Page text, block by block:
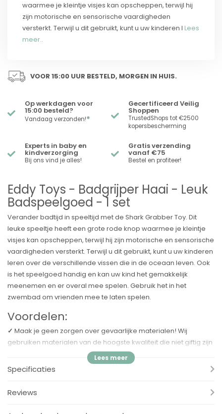
waarmee je kleintje visjes kan opscheppen, terwijl hij
zijn motorische en sensorische vaardigheden
versterkt. Terwijl u dit gebruikt, kunt u uw kinderen l Lees
meer..
VOOR 15:00 UUR BESTELD, MORGEN IN HUIS.
Op werkdagen voor
15:00 besteld?
Vandaag verzonden!*
Gecertificeerd Veilig
Shoppen
TrustedShops tot €2500
kopersbescherming
Experts in baby en
kindverzorging
Bij ons vind je alles!
Gratis verzending
vanaf €75
Bestel en profiteer!
Eddy Toys - Badgrijper Haai - Leuk
Badspeelgoed - 1 set
Verander badtijd in speeltijd met de Shark Grabber Toy. Dit
leuke speeltje heeft een grote rode knop waarmee je kleintje
visjes kan opscheppen, terwijl hij zijn motorische en sensorische
vaardigheden versterkt. Terwijl u dit gebruikt, kunt u uw kinderen
leren over de verschillende vissen die in de oceaan leven. Ook
is het speelgoed handig en kan uw kind het gemakkelijk
meenemen en er overal mee spelen. Gebruik het in het
zwembad om vrienden mee te laten spelen.
Voordelen:
✓ Maak je geen zorgen over gevaarlijke materialen! Wij
gebruiken materialen van de hoogste kwaliteit die niet giftig zijn
en veilig voor uw kinderen.
✓ De vissen zijn niet dubbel gelaagd. Ze zijn plat en hol van
vorm, zodat ze aan de lucht drogen en geen schimmel vormen.
✓ De druk in de tanden van de haaiengrijper is voldoende om
Specificaties
Reviews